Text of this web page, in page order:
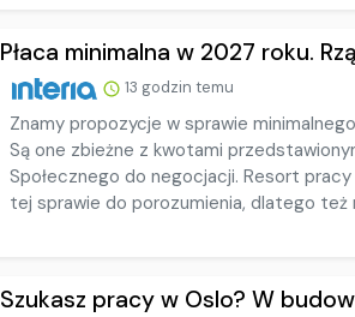
Płaca minimalna w 2027 roku.
13 godzin temu
Znamy propozycje w sprawie
Są one zbieżne z kwotami
Społecznego do negocjacji. Resort pracy
tej sprawie do porozumienia, dlatego też
Szukasz pracy w Oslo? W